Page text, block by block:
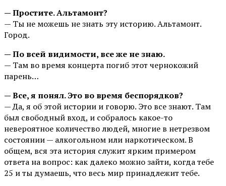
— Простите. Альтамонт?
— Ты не можешь не знать эту историю. Альтамонт.
Город.
— По всей видимости, все же не знаю.
— Там во время концерта погиб этот чернокожий
парень…
— Все, я понял. Это во время беспорядков?
— Да, я об этой истории и говорю. Это все знают. Там
был свободный вход, и собралось какое-то
невероятное количество людей, многие в нетрезвом
состоянии — алкогольном или наркотическом. В
общем, вся эта история служит ярким примером
ответа на вопрос: как далеко можно зайти, когда тебе
25 и ты думаешь, что весь мир принадлежит тебе.